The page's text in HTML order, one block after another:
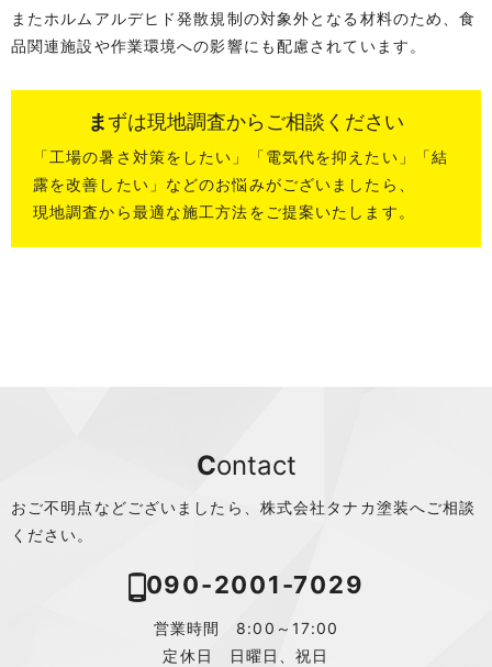
またホルムアルデヒド発散規制の対象外となる材料のため、食
品関連施設や作業環境への影響にも配慮されています。
まずは現地調査からご相談ください
「工場の暑さ対策をしたい」「電気代を抑えたい」「結
露を改善したい」などのお悩みがございましたら、
現地調査から最適な施工方法をご提案いたします。
Contact
おご不明点などございましたら、株式会社タナカ塗装へご相談
ください。
090-2001-7029
営業時間 8:00～17:00
定休日 日曜日、祝日